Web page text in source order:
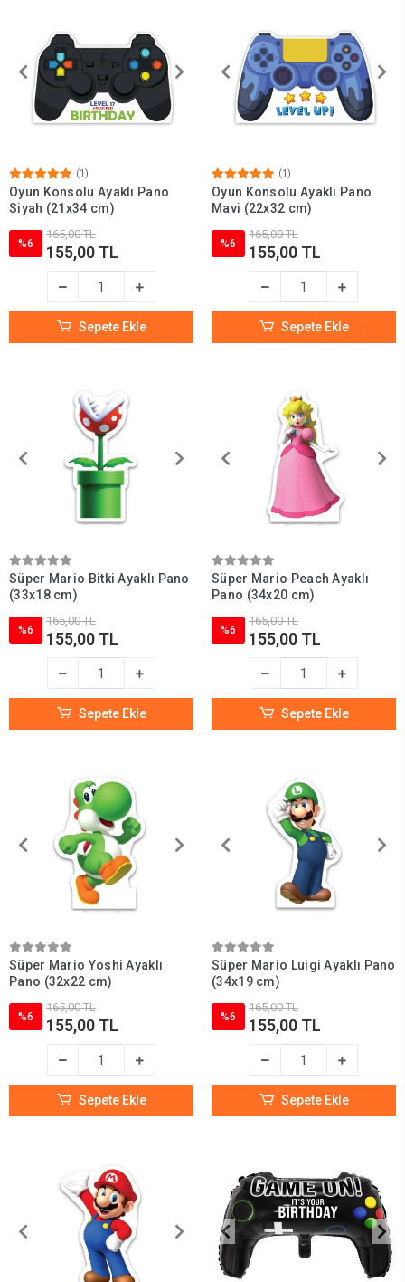
(1)
Oyun Konsolu Ayaklı Pano
Siyah (21x34 cm)
%6
165,00 TL
155,00 TL
Sepete Ekle
(1)
Oyun Konsolu Ayaklı Pano
Mavi (22x32 cm)
%6
165,00 TL
155,00 TL
Sepete Ekle
Süper Mario Bitki Ayaklı Pano
(33x18 cm)
%6
165,00 TL
155,00 TL
Sepete Ekle
Süper Mario Peach Ayaklı
Pano (34x20 cm)
%6
165,00 TL
155,00 TL
Sepete Ekle
Süper Mario Yoshi Ayaklı
Pano (32x22 cm)
%6
165,00 TL
155,00 TL
Sepete Ekle
Süper Mario Luigi Ayaklı Pano
(34x19 cm)
%6
165,00 TL
155,00 TL
Sepete Ekle